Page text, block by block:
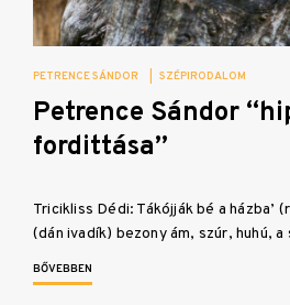
PETRENCE SÁNDOR SZÉPIRODALOM
Petrence Sándor
fordittása”
Tricikliss Dédi: Tákójják bé a
(dán ivadík) bezony ám, szúr, huhú,
BŐVEBBEN